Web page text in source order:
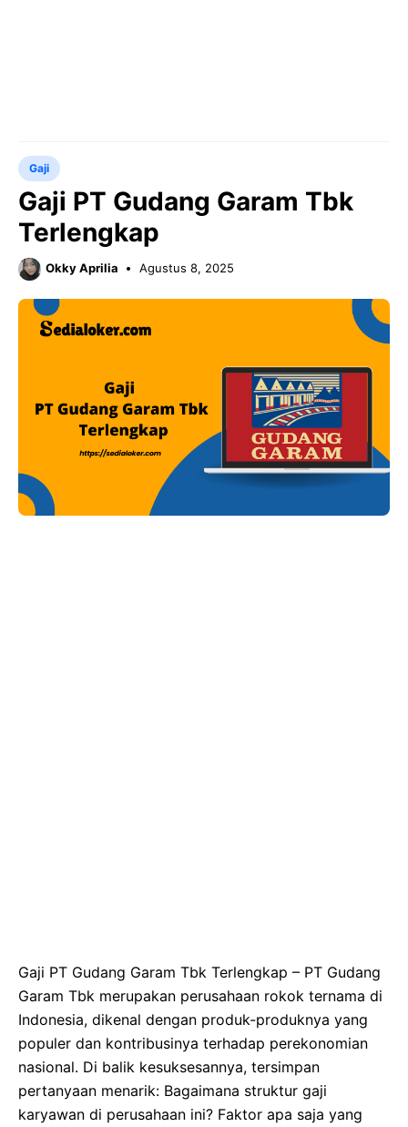
Gaji
Gaji PT Gudang Garam Tbk
Terlengkap
Okky Aprilia Agustus 8, 2025
Gaji PT Gudang Garam Tbk Terlengkap – PT Gudang
Garam Tbk merupakan perusahaan rokok ternama di
Indonesia, dikenal dengan produk-produknya yang
populer dan kontribusinya terhadap perekonomian
nasional. Di balik kesuksesannya, tersimpan
pertanyaan menarik: Bagaimana struktur gaji
karyawan di perusahaan ini? Faktor apa saja yang